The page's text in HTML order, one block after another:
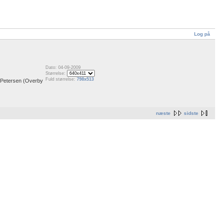
Log på
(Overby
Dato: 04-09-2009
Størrelse:
Fuld størrelse: 798x513
næste sidste